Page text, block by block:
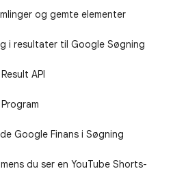
og gemte elementer
i resultater til Google Søgning
API
Google Finans i Søgning
du ser en YouTube Shorts-